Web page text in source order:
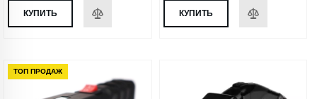
КУПИТЬ КУПИТЬ
ТОП ПРОДАЖ